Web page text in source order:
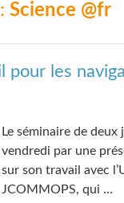
Science @fr
pour les
Le séminaire de deux
vendredi par une
sur son travail avec
JCOMMOPS, qui …